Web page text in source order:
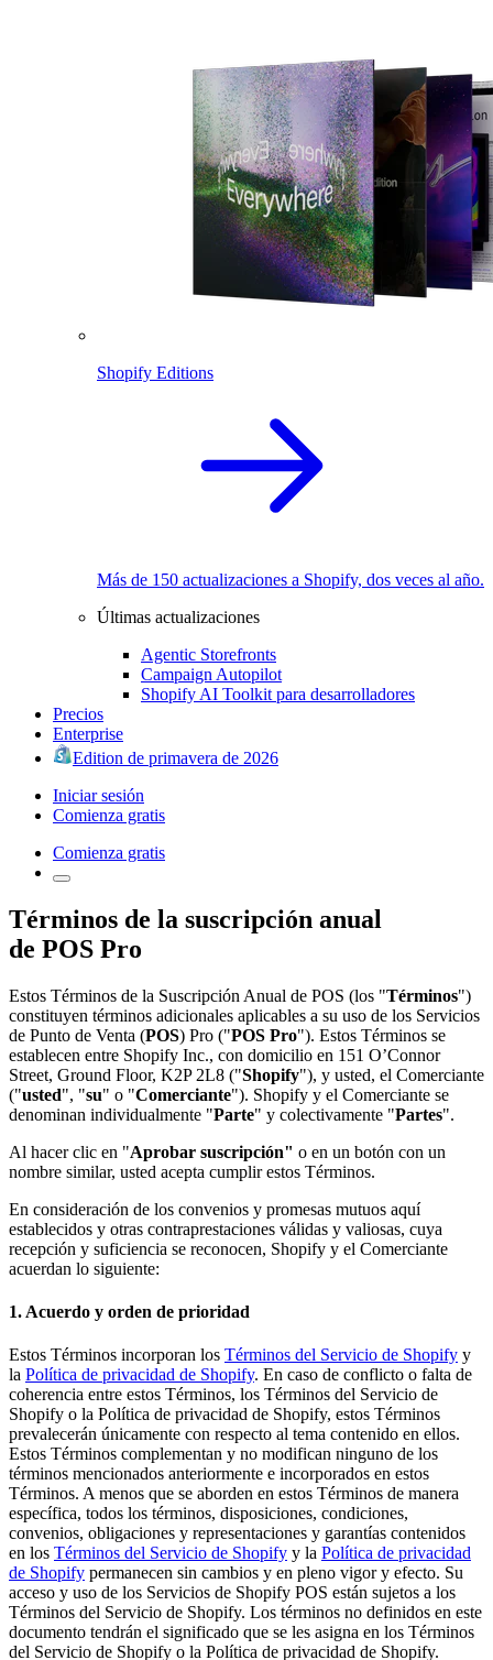
Shopify Editions
Más de 150 actualizaciones a Shopify, dos veces al año.
Últimas actualizaciones
Agentic Storefronts
Campaign Autopilot
Shopify AI Toolkit para desarrolladores
Precios
Enterprise
Edition de primavera de 2026
Iniciar sesión
Comienza gratis
Comienza gratis
Términos de la suscripción anual
de POS Pro
Estos Términos de la Suscripción Anual de POS (los "Términos")
constituyen términos adicionales aplicables a su uso de los Servicios
de Punto de Venta (POS) Pro ("POS Pro"). Estos Términos se
establecen entre Shopify Inc., con domicilio en 151 O’Connor
Street, Ground Floor, K2P 2L8 ("Shopify"), y usted, el Comerciante
("usted", "su" o "Comerciante"). Shopify y el Comerciante se
denominan individualmente "Parte" y colectivamente "Partes".
Al hacer clic en "Aprobar suscripción" o en un botón con un
nombre similar, usted acepta cumplir estos Términos.
En consideración de los convenios y promesas mutuos aquí
establecidos y otras contraprestaciones válidas y valiosas, cuya
recepción y suficiencia se reconocen, Shopify y el Comerciante
acuerdan lo siguiente:
1. Acuerdo y orden de prioridad
Estos Términos incorporan los Términos del Servicio de Shopify y
la Política de privacidad de Shopify. En caso de conflicto o falta de
coherencia entre estos Términos, los Términos del Servicio de
Shopify o la Política de privacidad de Shopify, estos Términos
prevalecerán únicamente con respecto al tema contenido en ellos.
Estos Términos complementan y no modifican ninguno de los
términos mencionados anteriormente e incorporados en estos
Términos. A menos que se aborden en estos Términos de manera
específica, todos los términos, disposiciones, condiciones,
convenios, obligaciones y representaciones y garantías contenidos
en los Términos del Servicio de Shopify y la Política de privacidad
de Shopify permanecen sin cambios y en pleno vigor y efecto. Su
acceso y uso de los Servicios de Shopify POS están sujetos a los
Términos del Servicio de Shopify. Los términos no definidos en este
documento tendrán el significado que se les asigna en los Términos
del Servicio de Shopify o la Política de privacidad de Shopify.